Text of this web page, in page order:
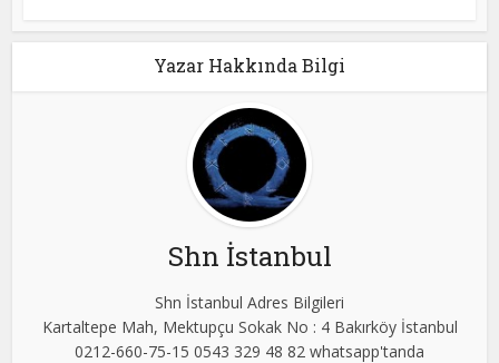
Yazar Hakkında Bilgi
Shn İstanbul
Shn İstanbul Adres Bilgileri
Kartaltepe Mah, Mektupçu Sokak No : 4 Bakırköy İstanbul
0212-660-75-15 0543 329 48 82 whatsapp'tanda